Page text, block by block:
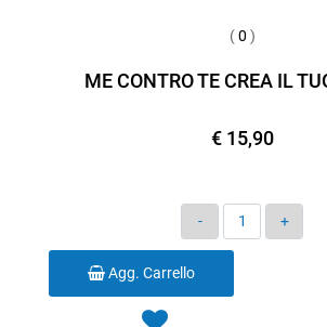
(0 )
ME CONTRO TE CREA IL
€ 15,90
Quantità
Agg. Carrello